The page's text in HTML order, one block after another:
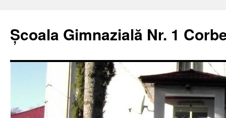
Școala Gimnazială Nr. 1